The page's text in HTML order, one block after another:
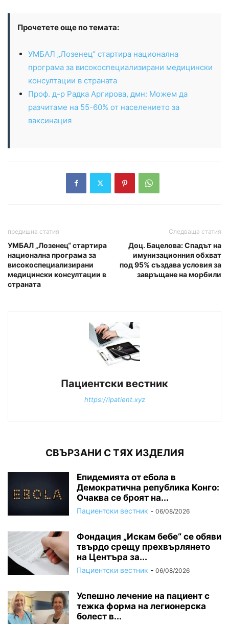
Прочетете още по темата:
УМБАЛ „Лозенец“ стартира национална
програма за високоспециализирани медицински
консултации в страната
Проф. д-р Радка Аргирова, дмн: Можем да
разчитаме на 55-60% от населението за
ваксинация
предишна статия
УМБАЛ „Лозенец“ стартира
национална програма за
високоспециализирани
медицински консултации в
страната
Следваща статия
Доц. Бацелова: Спадът на
имунизационния обхват
под 95% създава условия за
завръщане на морбили
Пациентски вестник
https://ipatient.xyz
СВЪРЗАНИ С ТЯХ ИЗДЕЛИЯ
Епидемията от ебола в
Демократична република Конго:
Очаква се броят на...
Пациентски вестник - 06/08/2026
Фондация „Искам бебе“ се обяви
твърдо срещу прехвърлянето
на Центъра за...
Пациентски вестник - 06/08/2026
Успешно лечение на пациент с
тежка форма на легионерска
болест в...